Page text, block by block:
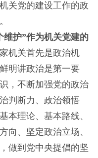
关党的建设工作的政
维护”作为机关党建的
机关首先是政治机
明讲政治是第一要
，不断加强党的政治
判断力、政治领悟
本理论、基本路线、
向、坚定政治立场、
做到党中央提倡的坚